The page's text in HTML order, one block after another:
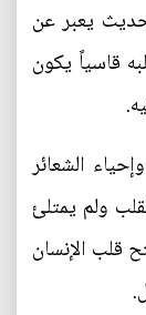
وهذا الحديث يعبر عن
قاسياً يكون
الشعائر
ولم يمتلئ
قلب الإنسان